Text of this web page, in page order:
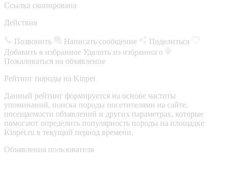
Ссылка скопирована
Действия
Позвонить Написать сообщение
Поделиться
Добавить в избранное Удалить из избранного
Пожаловаться на объявление
Рейтинг породы на Kinpet
Данный рейтинг формируется на основе частоты
упоминаний, поиска породы посетителями на сайте,
посещаемости объявлений и других параметрах, которые
помогают определить популярность породы на площадке
Kinpet.ru в текущий период времени.
Объявления пользователя